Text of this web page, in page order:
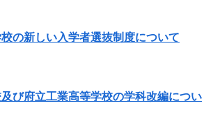
の新しい入学者選抜制度について
び府立工業高等学校の学科改編につい